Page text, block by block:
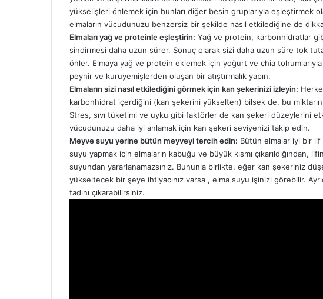
yükselişleri önlemek için bunları diğer besin gruplarıyla eşleştirmek
elmaların vücudunuzu benzersiz bir şekilde nasıl etkilediğine de
Elmaları yağ ve proteinle eşleştirin: Yağ ve protein, karbonhidratlar
sindirmesi daha uzun sürer. Sonuç olarak sizi daha uzun süre tok
önler. Elmaya yağ ve protein eklemek için yoğurt ve chia
peynir ve kuruyemişlerden oluşan bir atıştırmalık yapın.
Elmaların sizi nasıl etkilediğini görmek için kan şekerinizi izleyin:
karbonhidrat içerdiğini (kan şekerini yükselten) bilsek de, bu
Stres, sıvı tüketimi ve uyku gibi faktörler de kan şekeri düzeylerini
vücudunuzu daha iyi anlamak için kan şekeri seviyenizi takip edin.
Meyve suyu yerine bütün meyveyi tercih edin: Bütün elmalar iyi bir lif
suyu yapmak için elmaların kabuğu ve büyük kısmı çıkarıldığından,
suyundan yararlanamazsınız. Bununla birlikte, eğer kan şekeriniz
yükseltecek bir şeye ihtiyacınız varsa , elma suyu işinizi görebilir.
tadını çıkarabilirsiniz.